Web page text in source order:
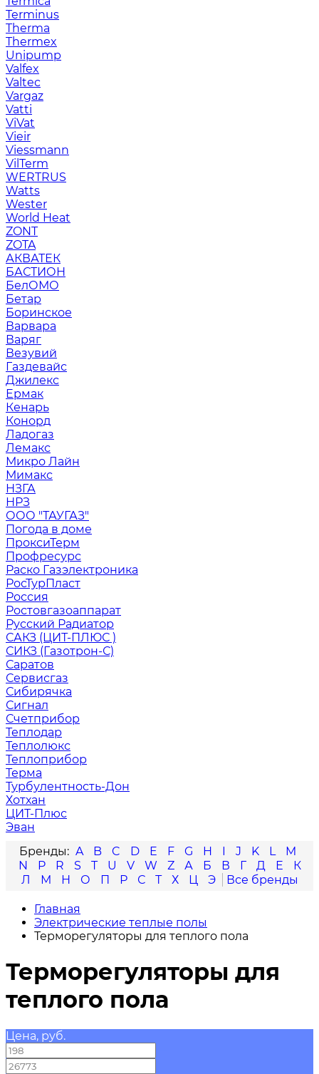
Terminus
Therma
Thermex
Unipump
Valfex
Valtec
Vargaz
Vatti
ViVat
Vieir
Viessmann
VilTerm
WERTRUS
Watts
Wester
World Heat
ZONT
ZOTA
АКВАТЕК
БАСТИОН
БелОМО
Бетар
Боринское
Варвара
Варяг
Везувий
Газдевайс
Джилекс
Ермак
Кенарь
Конорд
Ладогаз
Лемакс
Микро Лайн
Мимакс
НЗГА
НРЗ
ООО "ТАУГАЗ"
Погода в доме
ПроксиТерм
Профресурс
Раско Газэлектроника
РосТурПласт
Россия
Ростовгазоаппарат
Русский Радиатор
САКЗ (ЦИТ-ПЛЮС )
СИКЗ (Газотрон-С)
Саратов
Сервисгаз
Сибирячка
Сигнал
Счетприбор
Теплодар
Теплолюкс
Теплоприбор
Терма
Турбулентность-Дон
Хотхан
ЦИТ-Плюс
Эван
A
B C D E F G H I J K L
M
N
P R S T U V W Z А Б В Г Д Е
К
Л
М Н О П Р С Т Х Ц Э
Главная
Электрические теплые полы
Терморегуляторы для теплого пола
Терморегуляторы для
теплого пола
Цена, руб.